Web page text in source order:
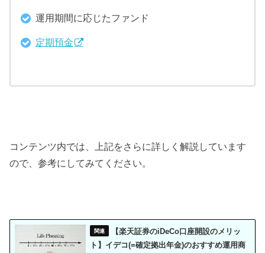
運用期間に応じたファンド
定期預金
コンテンツ内では、上記をさらに詳しく解説しています
ので、参考にしてみてください。
【楽天証券のiDeCo口座開設のメリッ
ト】イデコ(=確定拠出年金)のおすすめ運用商